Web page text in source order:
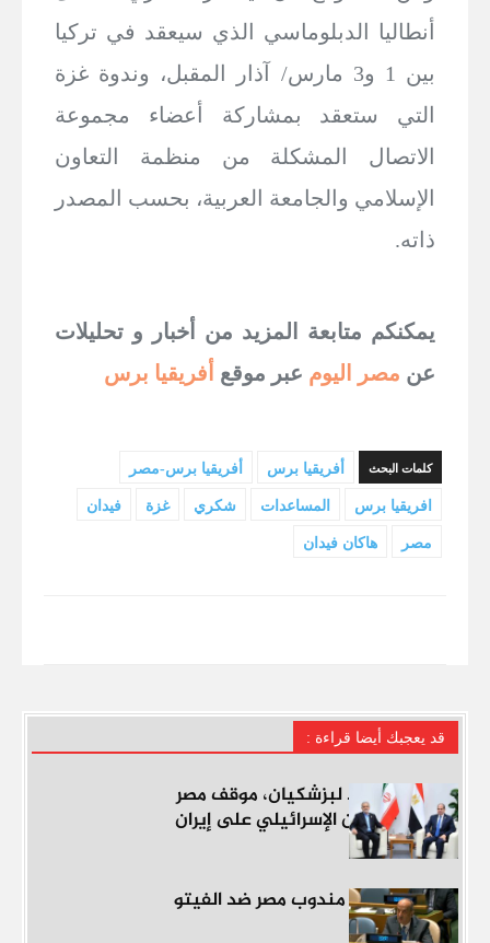
أنطاليا الدبلوماسي الذي سيعقد في تركيا
بين 1 و3 مارس/ آذار المقبل، وندوة غزة
التي ستعقد بمشاركة أعضاء مجموعة
الاتصال المشكلة من منظمة التعاون
الإسلامي والجامعة العربية، بحسب المصدر
ذاته.
يمكنكم متابعة المزيد من أخبار و تحليلات
عن مصر اليوم عبر موقع أفريقيا برس
كلمات البحث أفريقيا برس أفريقيا برس-مصر
افريقيا برس المساعدات شكري غزة فيدان
مصر هاكان فيدان
قد يعجبك أيضا‎ قراءة :
السيسي يؤكد لبزشكيان، موقف مصر
الرافض للعدوان الإسرائيلي على إيران
إشادات بكلمة مندوب مصر ضد الفيتو
الأمريكي